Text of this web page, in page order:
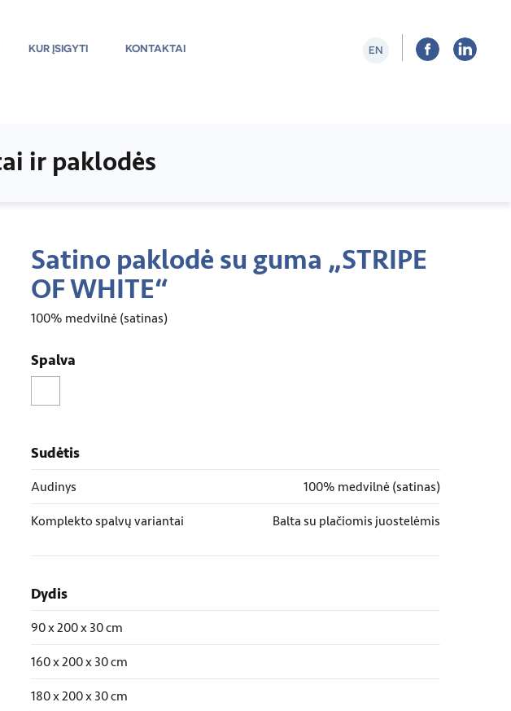
KUR ĮSIGYTI KONTAKTAI EN
ir paklodės
Satino paklodė su guma „STRIPE
OF WHITE“
100% medvilnė (satinas)
Spalva
Sudėtis
Audinys
100% medvilnė (satinas)
Komplekto spalvų variantai
Balta su plačiomis juostelėmis
Dydis
90 x 200 x 30 cm
160 x 200 x 30 cm
180 x 200 x 30 cm